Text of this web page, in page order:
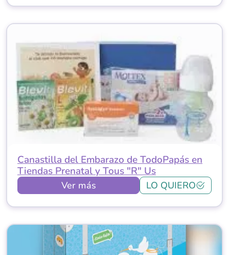
Canastilla del Embarazo de TodoPapás en
Tiendas Prenatal y Tous "R" Us
Ver más LO QUIERO